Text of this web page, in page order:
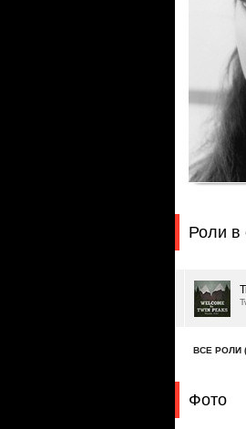
Роли в
ВСЕ РОЛИ
Фото